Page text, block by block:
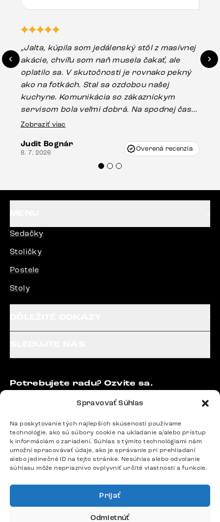
Spravovať Súhlas
Na poskytovanie tých najlepších skúseností používame
technológie, ako sú súbory cookie na ukladanie a/alebo prístup
k informáciám o zariadení. Súhlas s týmito technológiami nám
umožní spracovávať údaje, ako je správanie pri prehliadaní
alebo jedinečné ID na tejto stránke. Nesúhlas alebo odvolanie
súhlasu môže nepriaznivo ovplyvniť určité vlastnosti a funkcie.
Prijať
Odmietnúť
„Jalta, kúpila som jedálenský stôl z masívnej
akácie, chvíľu som naň musela čakať, ale
oplatilo sa. V skutočnosti je rovnako pekný
ako na fotkách. Stal sa ozdobou našej
kuchyne. Komunikácia so zákazníckym
servisom bola veľmi dobrá. Na spodnej časti
stola bolo malé poškodenie, pravdepodobne
Vincze pri riešení mojej záležitosti pristúpili
veľmi korektne. Odporúčam produkty Delife
Zobraziť viac
Judit Bognár
8. 7. 2026 Overená recenzia
Sedačky
Stoličky
Postele
Stoly
Potrebujete radu? Ozvite sa.
Po – Pia: 9:00 – 17:00
Odpovedáme do 24 hodín.
Google recenzie